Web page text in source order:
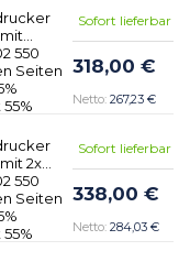
550
Seiten
Sofort lieferbar
318,00 €
267,23 €
2x
550
Seiten
Sofort lieferbar
338,00 €
284,03 €